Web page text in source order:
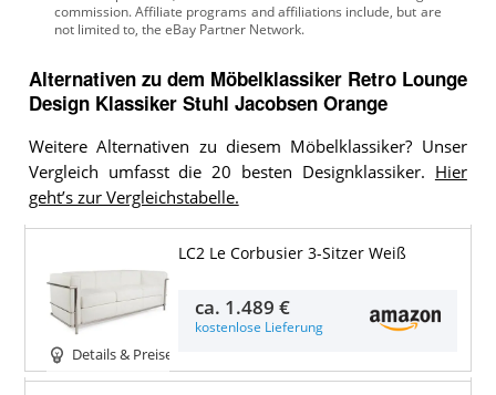
Alternativen zu dem Möbelklassiker Retro Lounge
Design Klassiker Stuhl Jacobsen Orange
Weitere Alternativen zu diesem Möbelklassiker? Unser
Vergleich umfasst die 20 besten Designklassiker. Hier
geht’s zur Vergleichstabelle.
Details & Preise
LC2 Le Corbusier 3-Sitzer Weiß
ca. 1.489 €
kostenlose Lieferung